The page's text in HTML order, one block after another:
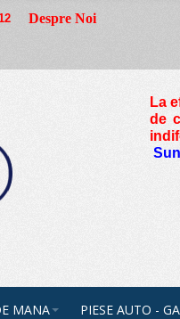
Despre Noi
La
de
MANA PIESE AUTO -